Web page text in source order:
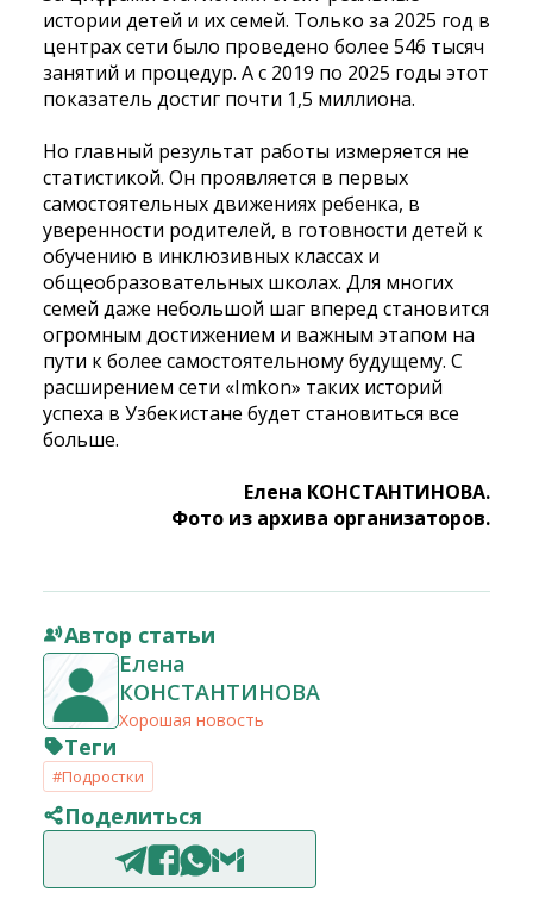
истории детей и их семей. Только за 2025 год в
центрах сети было проведено более 546 тысяч
занятий и процедур. А с 2019 по 2025 годы этот
показатель достиг почти 1,5 миллиона.
Но главный результат работы измеряется не
статистикой. Он проявляется в первых
самостоятельных движениях ребенка, в
уверенности родителей, в готовности детей к
обучению в инклюзивных классах и
общеобразовательных школах. Для многих
семей даже небольшой шаг вперед становится
огромным достижением и важным этапом на
пути к более самостоятельному будущему. С
расширением сети «Imkon» таких историй
успеха в Узбекистане будет становиться все
больше.
Елена КОНСТАНТИНОВА.
Фото из архива организаторов.
Автор статьи
Елена
КОНСТАНТИНОВА
Хорошая новость
Теги
#Подростки
Поделиться